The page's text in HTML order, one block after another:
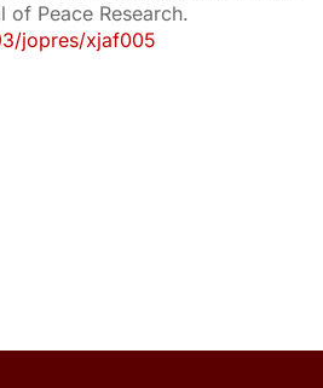
Peace Research.
jopres/xjaf005